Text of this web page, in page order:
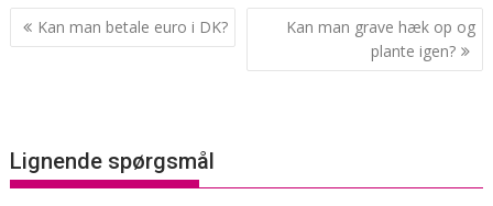
Indlægsnavigation
Kan man betale euro i DK?
Kan man grave hæk op og
plante igen?
Lignende spørgsmål